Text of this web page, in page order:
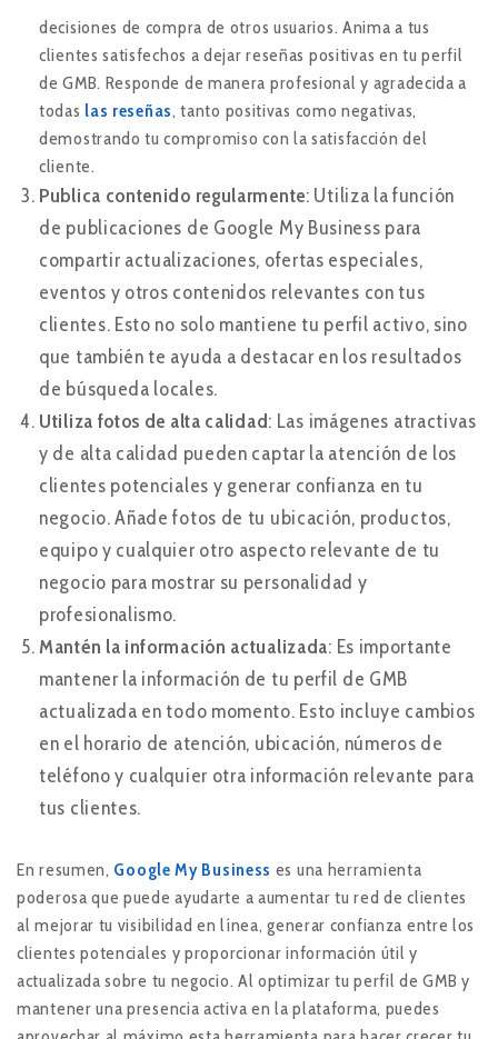
decisiones de compra de otros usuarios. Anima a tus
clientes satisfechos a dejar reseñas positivas en tu perfil
de GMB. Responde de manera profesional y agradecida a
todas las reseñas, tanto positivas como negativas,
demostrando tu compromiso con la satisfacción del
cliente.
Publica contenido regularmente: Utiliza la función
de publicaciones de Google My Business para
compartir actualizaciones, ofertas especiales,
eventos y otros contenidos relevantes con tus
clientes. Esto no solo mantiene tu perfil activo, sino
que también te ayuda a destacar en los resultados
de búsqueda locales.
Utiliza fotos de alta calidad: Las imágenes atractivas
y de alta calidad pueden captar la atención de los
clientes potenciales y generar confianza en tu
negocio. Añade fotos de tu ubicación, productos,
equipo y cualquier otro aspecto relevante de tu
negocio para mostrar su personalidad y
profesionalismo.
Mantén la información actualizada: Es importante
mantener la información de tu perfil de GMB
actualizada en todo momento. Esto incluye cambios
en el horario de atención, ubicación, números de
teléfono y cualquier otra información relevante para
tus clientes.
En resumen, Google My Business es una herramienta
poderosa que puede ayudarte a aumentar tu red de clientes
al mejorar tu visibilidad en línea, generar confianza entre los
clientes potenciales y proporcionar información útil y
actualizada sobre tu negocio. Al optimizar tu perfil de GMB y
mantener una presencia activa en la plataforma, puedes